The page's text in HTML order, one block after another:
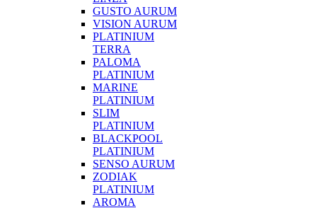
GUSTO AURUM
VISION AURUM
PLATINIUM
TERRA
PALOMA
PLATINIUM
MARINE
PLATINIUM
SLIM
PLATINIUM
BLACKPOOL
PLATINIUM
SENSO AURUM
ZODIAK
PLATINIUM
AROMA